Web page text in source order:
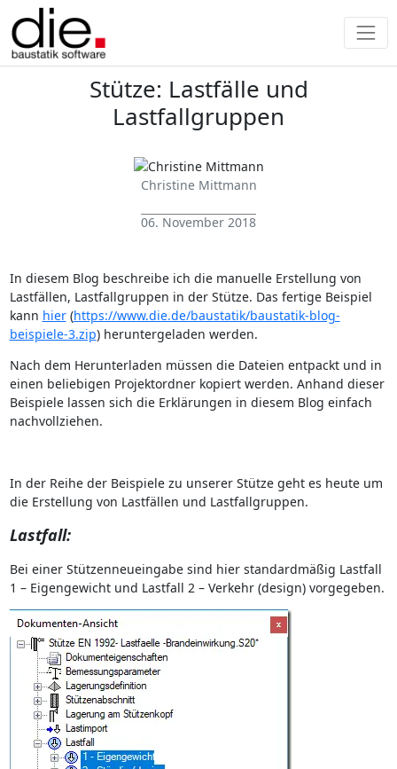
Stütze: Lastfälle und
Lastfallgruppen
Christine Mittmann
06. November 2018
In diesem Blog beschreibe ich die manuelle Erstellung von
Lastfällen, Lastfallgruppen in der Stütze. Das fertige Beispiel
kann hier(https://www.die.de/baustatik/baustatik-blog-
beispiele-3.zip) heruntergeladen werden.
Nach dem Herunterladen müssen die Dateien entpackt und in
einen beliebigen Projektordner kopiert werden. Anhand dieser
Beispiele lassen sich die Erklärungen in diesem Blog einfach
nachvollziehen.
In der Reihe der Beispiele zu unserer Stütze geht es heute um
die Erstellung von Lastfällen und Lastfallgruppen.
Lastfall:
Bei einer Stützenneueingabe sind hier standardmäßig Lastfall
1 – Eigengewicht und Lastfall 2 – Verkehr (design) vorgegeben.